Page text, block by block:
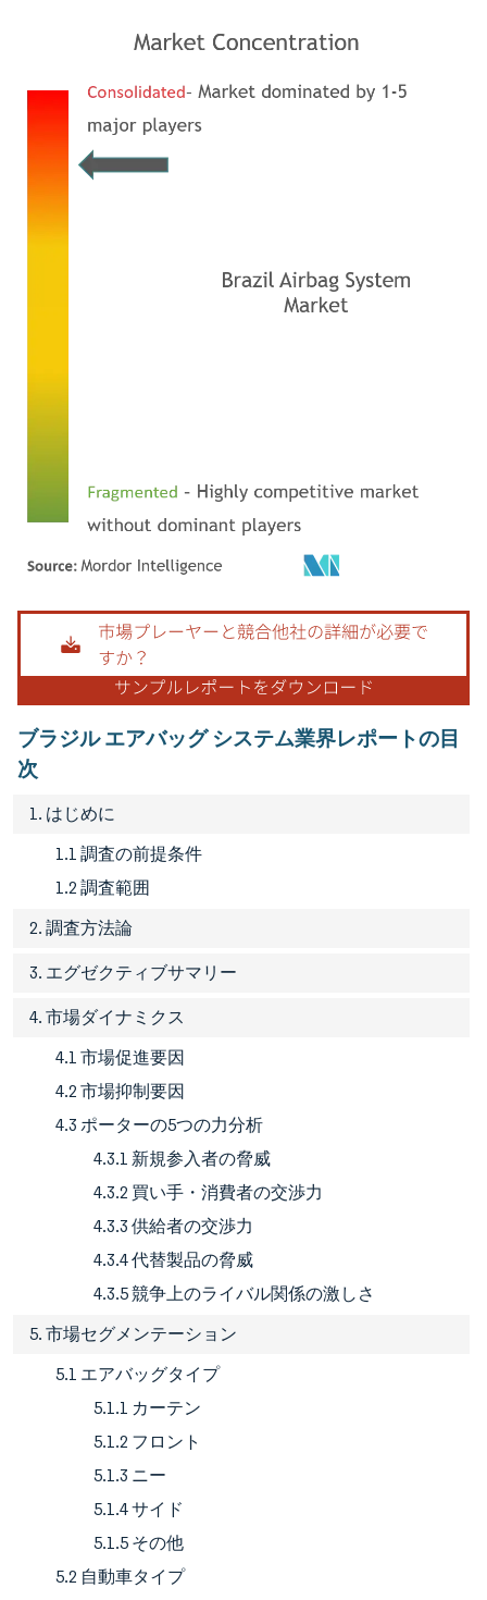
画像 © Mordor Intelligence。再利用にはCC BY 4.0の表示が必要です。
ブラジル エアバッグ システム業界レポートの目
次
1. はじめに
1.1 調査の前提条件
1.2 調査範囲
2. 調査方法論
3. エグゼクティブサマリー
4. 市場ダイナミクス
4.1 市場促進要因
4.2 市場抑制要因
4.3 ポーターの5つの力分析
4.3.1 新規参入者の脅威
4.3.2 買い手・消費者の交渉力
4.3.3 供給者の交渉力
4.3.4 代替製品の脅威
4.3.5 競争上のライバル関係の激しさ
5. 市場セグメンテーション
5.1 エアバッグタイプ
5.1.1 カーテン
5.1.2 フロント
5.1.3 ニー
5.1.4 サイド
5.1.5 その他
5.2 自動車タイプ